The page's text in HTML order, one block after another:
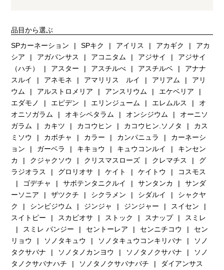
品目から選ぶ
SPカーネーション
SPキク アイリス アカギク
アカ
シア
アガパンサス アコニタム アジサイ
アジサイ
（ハチ）
アスター アスチルべ アスチルベ
アナナ
スルイ
アネモネ アマリリス ルイ アリアム
アリ
ウム
アルストロメリア アンスリウム
エケベリア
エダモノ
エピデン エリンジューム エレムルス
オ
オニソガラム
オキシペタラム オンシジウム
オーニソ
ガラム
カキツ カコウヒン カコウヒン.ソノタ
カス
ミソウ
カボチャ カラー カンパニュラ
カーネーシ
ョン
ガーベラ キキョウ キュウコンルイ
キンセン
カ
クジャクソウ クリスマスローズ クレマチス
グ
ラジオラス
グロリオサ ケイト ケイトウ
コスモス
ゴデチャ
サボテンタニクルイ サンタンカ
サンダ
ーソニア
ザツクチ シクラメン シダルイ
シャクヤ
ク
シンビジウム ジンジャ ジンジャー
スイセン
スイトピー
スカビオサ ストック スナップ
スミレ
スミレ パンジー
セントーレア センニチコウ
セン
リョウ
ソノタキュウ ソノタキュウコンキリバナ
ソノ
タクサバナ
ソノタノカンヨウ ソノタノクサバナ
ソノ
タノクサバナハチ
ソノタノクサバナバチ
ダイアンサス